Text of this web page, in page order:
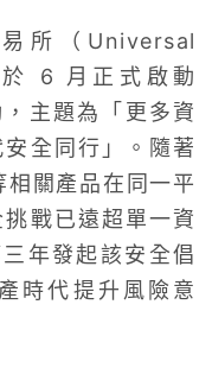
所（Universal
6 月正式啟動
主題為「更多資
全同行」。隨著
關產品在同一平
戰已遠超單一資
年發起該安全倡
時代提升風險意